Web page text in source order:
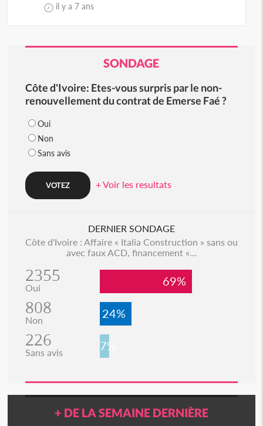
il y a 7 ans
SONDAGE
Côte d'Ivoire: Etes-vous surpris par le non-
renouvellement du contrat de Emerse Faé ?
Oui
Non
Sans avis
+ Voir les resultats
DERNIER SONDAGE
Côte d'Ivoire : Affaire « Italia Construction » sans ou
avec faux ACD, financement «...
2355
Oui 69%
808
Non 24%
226
Sans avis 7%
+ DE LA SEMAINE DERNIÈRE